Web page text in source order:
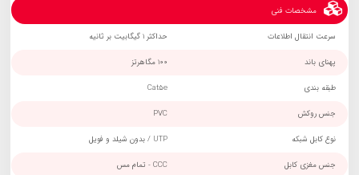
مشخصات فنی
سرعت انتقال اطلاعات حداکثر 1 گیگابیت بر ثانیه
پهنای باند 100 مگاهرتز
طبقه بندی Cat5e
جنس روکش PVC
نوع کابل شبکه UTP / بدون شیلد و فویل
جنس مغزی کابل CCC - تمام مس